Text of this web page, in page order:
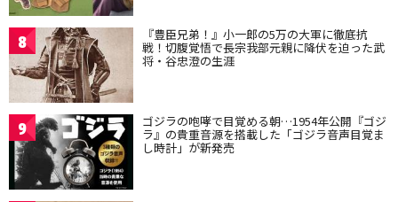
8 『豊臣兄弟！』小一郎の5万の大軍に徹底抗
戦！切腹覚悟で長宗我部元親に降伏を迫った武
将・谷忠澄の生涯
9 ゴジラの咆哮で目覚める朝…1954年公開『ゴジ
ラ』の貴重音源を搭載した「ゴジラ音声目覚ま
し時計」が新発売